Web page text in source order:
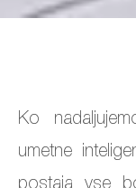
Ko
umetne